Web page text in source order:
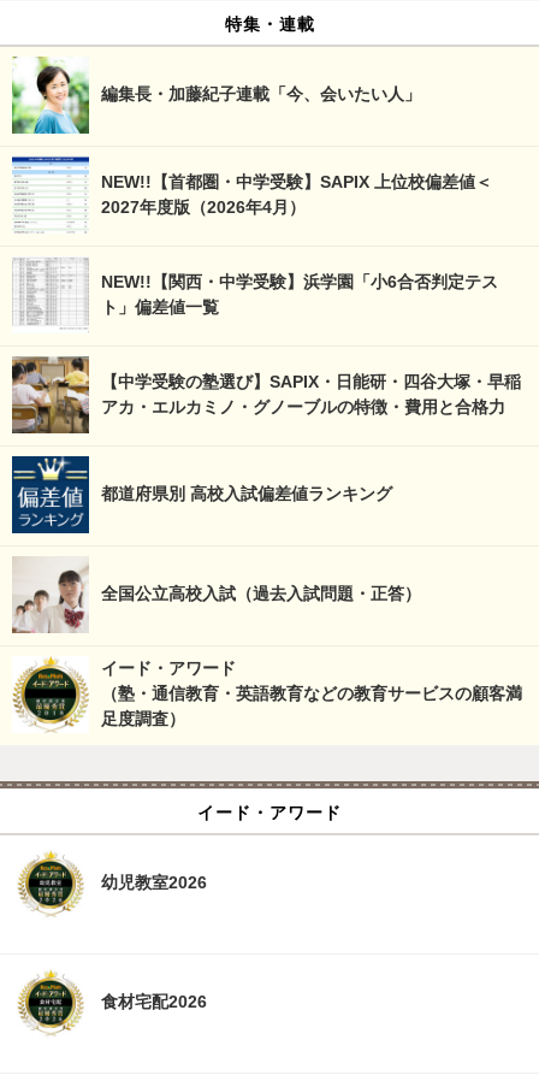
特集・連載
編集長・加藤紀子連載「今、会いたい人」
NEW!!【首都圏・中学受験】SAPIX 上位校偏差値＜
2027年度版（2026年4月）
NEW!!【関西・中学受験】浜学園「小6合否判定テス
ト」偏差値一覧
【中学受験の塾選び】SAPIX・日能研・四谷大塚・早稲
アカ・エルカミノ・グノーブルの特徴・費用と合格力
都道府県別 高校入試偏差値ランキング
全国公立高校入試（過去入試問題・正答）
イード・アワード
（塾・通信教育・英語教育などの教育サービスの顧客満
足度調査）
イード・アワード
幼児教室2026
食材宅配2026